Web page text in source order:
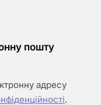
пошту
адресу
.